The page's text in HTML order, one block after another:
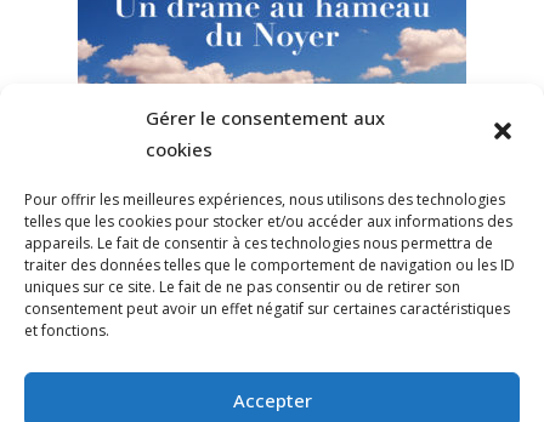
Gérer le consentement aux
cookies
Pour offrir les meilleures expériences, nous utilisons des technologies
telles que les cookies pour stocker et/ou accéder aux informations des
appareils. Le fait de consentir à ces technologies nous permettra de
traiter des données telles que le comportement de navigation ou les ID
uniques sur ce site. Le fait de ne pas consentir ou de retirer son
consentement peut avoir un effet négatif sur certaines caractéristiques
et fonctions.
Accepter